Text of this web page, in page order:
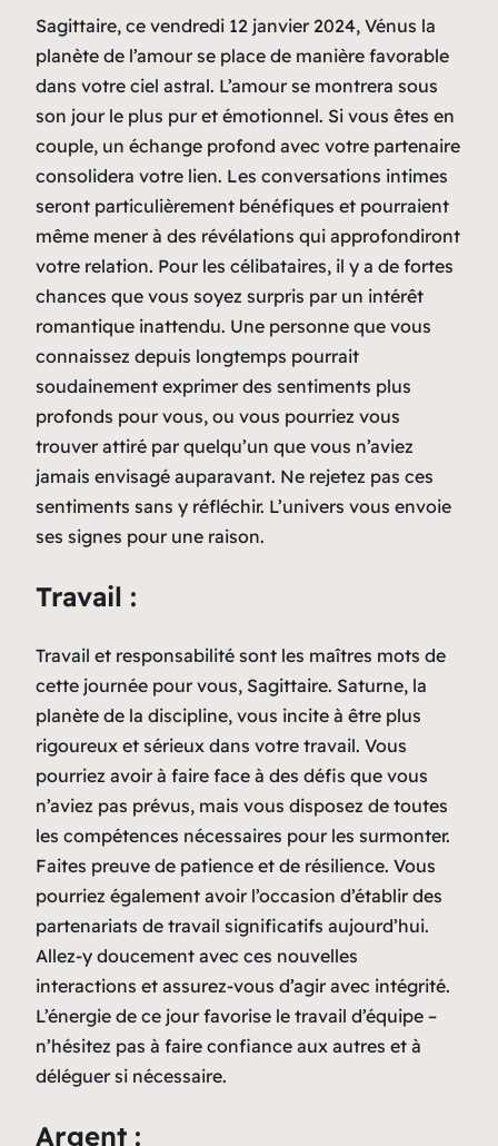
Sagittaire, ce vendredi 12 janvier 2024, Vénus la
planète de l’amour se place de manière favorable
dans votre ciel astral. L’amour se montrera sous
son jour le plus pur et émotionnel. Si vous êtes en
couple, un échange profond avec votre partenaire
consolidera votre lien. Les conversations intimes
seront particulièrement bénéfiques et pourraient
même mener à des révélations qui approfondiront
votre relation. Pour les célibataires, il y a de fortes
chances que vous soyez surpris par un intérêt
romantique inattendu. Une personne que vous
connaissez depuis longtemps pourrait
soudainement exprimer des sentiments plus
profonds pour vous, ou vous pourriez vous
trouver attiré par quelqu’un que vous n’aviez
jamais envisagé auparavant. Ne rejetez pas ces
sentiments sans y réfléchir. L’univers vous envoie
ses signes pour une raison.
Travail :
Travail et responsabilité sont les maîtres mots de
cette journée pour vous, Sagittaire. Saturne, la
planète de la discipline, vous incite à être plus
rigoureux et sérieux dans votre travail. Vous
pourriez avoir à faire face à des défis que vous
n’aviez pas prévus, mais vous disposez de toutes
les compétences nécessaires pour les surmonter.
Faites preuve de patience et de résilience. Vous
pourriez également avoir l’occasion d’établir des
partenariats de travail significatifs aujourd’hui.
Allez-y doucement avec ces nouvelles
interactions et assurez-vous d’agir avec intégrité.
L’énergie de ce jour favorise le travail d’équipe –
n’hésitez pas à faire confiance aux autres et à
déléguer si nécessaire.
Argent :